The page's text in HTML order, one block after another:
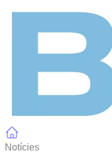
Notícies